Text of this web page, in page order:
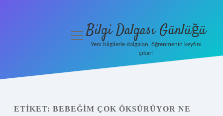
menüyüBilgi Dalgası Günlüğü
Yeni bilgilerle dalgalan, öğrenmenin keyfini
çıkar!
ETIKET: BEBEĞIM ÇOK ÖKSÜRÜYOR NE